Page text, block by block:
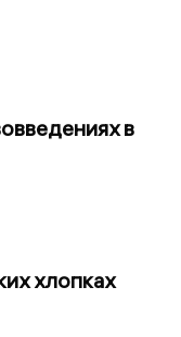
в
хлопках